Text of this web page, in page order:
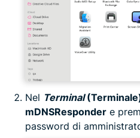
Nel Terminal
mDNSResponder e
password di